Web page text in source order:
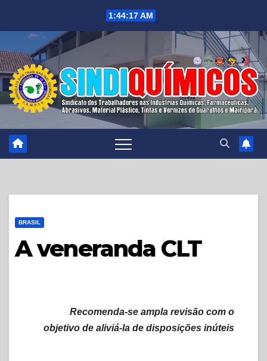
1:44:18 AM
BRASIL
A veneranda CLT
Recomenda-se ampla revisão com o
objetivo de aliviá-la de disposições inúteis